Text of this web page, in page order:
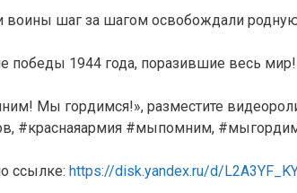
воины шаг за шагом освобождали
победы 1944 года, поразившие весь мир!
Мы гордимся!», разместите
#краснаяармия #мыпомним,
ссылке: https://disk.yandex.ru/d/